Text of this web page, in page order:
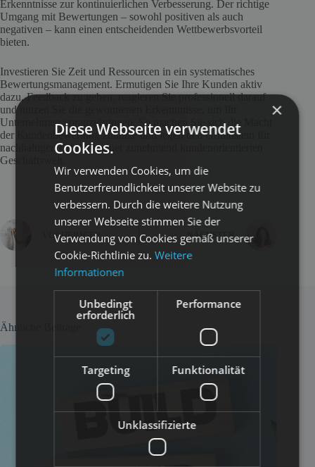
Erkenntnisse zur kontinuierlichen Verbesserung. Der richtige
Umgang mit Bewertungen – sowohl positiven als auch
negativen – kann einen entscheidenden Wettbewerbsvorteil
bieten.
Investieren Sie Zeit und Ressourcen in ein systematisches
Bewertungsmanagement. Ermutigen Sie Ihre Kunden aktiv
dazu, Feedback zu geben, reagieren Sie professionell darauf
und nutzen Sie die gewonnenen Erkenntnisse, um Ihr
Unternehmen voranzubringen. So machen Sie sich die Macht
der Kundenbewertung zunutze und legen den Grundstein für
nachhaltigen Erfolg in einer zunehmend kundenorientierten
Geschäftswelt.
VORHERIGER NÄCHSTER
Ähnliche Beiträge
×
Diese Webseite verwendet
Cookies.
Wir verwenden Cookies, um die
Benutzerfreundlichkeit unserer Website zu
verbessern. Durch die weitere Nutzung
unserer Webseite stimmen Sie der
Verwendung von Cookies gemäß unserer
Cookie-Richtlinie zu.Weitere
Informationen
Unbedingt
erforderlich
Performance
Targeting Funktionalität
Unklassifizierte